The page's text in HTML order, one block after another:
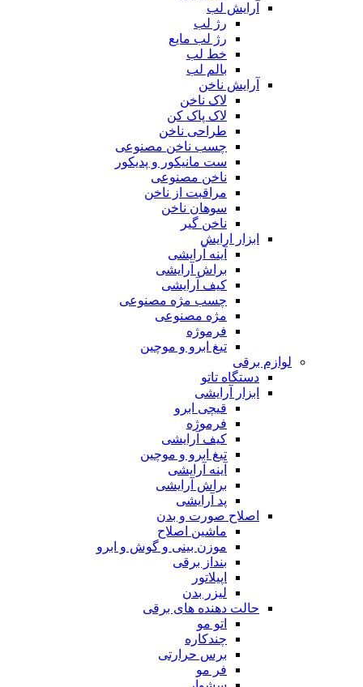
آرایش لب
رژ لب
رژ لب مایع
خط لب
بالم لب
آرایش ناخن
لاک ناخن
لاک پاک کن
طراحی ناخن
چسب ناخن مصنوعی
ست مانیکور و پدیکور
ناخن مصنوعی
مراقبت از ناخن
سوهان ناخن
ناخن گیر
ابزار ارایش
آینه آرایشی
براش آرایشی
کیف آرایشی
چسب مژه مصنوعی
مژه مصنوعی
فرموژه
تیغ ابرو و موچین
لوازم برقی
دستگاه تاتو
ابزار آرایشی
قیچی ابرو
فرموژه
کیف آرایشی
تیغ ابرو و موچین
آینه آرایشی
براش آرایشی
پد آرایشی
اصلاح صورت و بدن
ماشین اصلاح
موزن بینی و گوش و ابرو
بنداز برقی
اپیلاتور
لیزر بدن
حالت دهنده های برقی
اتو مو
چندکاره
برس حرارتی
فر مو